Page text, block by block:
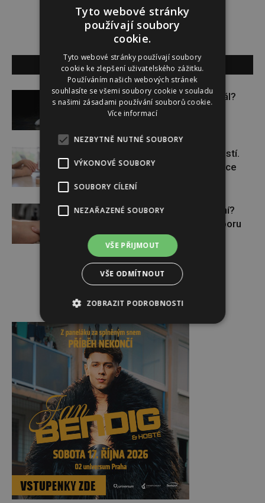
SOUVISEJÍCÍ ČLÁNKY
Budou se vraždit malé děti dál?
Těhotenství není samozřejmostí.
Pomáhá asistovaná reprodukce
Lymfatický systém v ohrožení?
Využijte moderní nutriční podporu
Tyto webové stránky
používají soubory
cookie.
Tyto webové stránky používají soubory
cookie ke zlepšení uživatelského zážitku.
Používáním našich webových stránek
souhlasíte se všemi soubory cookie v souladu
s našimi zásadami používání souborů cookie.
Více informací
NEZBYTNĚ NUTNÉ SOUBORY
VÝKONOVÉ SOUBORY
SOUBORY CÍLENÍ
NEZAŘAZENÉ SOUBORY
VŠE PŘIJMOUT
VŠE ODMÍTNOUT
ZOBRAZIT PODROBNOSTI